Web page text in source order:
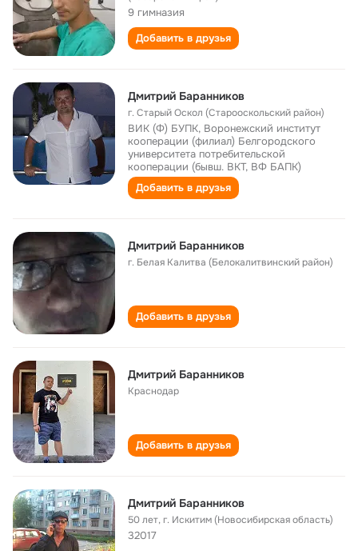
9 гимназия
Добавить в друзья
Дмитрий Баранников
г. Старый Оскол (Старооскольский район)
ВИК (Ф) БУПК, Воронежский институт
кооперации (филиал) Белгородского
университета потребительской
кооперации (бывш. ВКТ, ВФ БАПК)
Добавить в друзья
Дмитрий Баранников
г. Белая Калитва (Белокалитвинский район)
Добавить в друзья
Дмитрий Баранников
Краснодар
Добавить в друзья
Дмитрий Баранников
50 лет,г. Искитим (Новосибирская область)
32017